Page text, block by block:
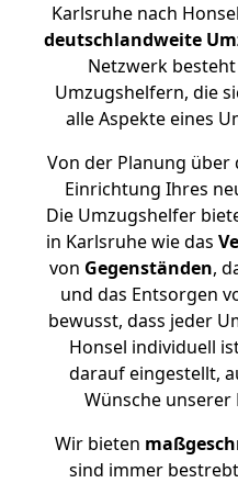
Karlsruhe nach
deutschlandweite
Netzwerk
Umzugshelfern, die
alle Aspekte eines
Von der Planung
Einrichtung Ihres
Die Umzugshelfer
in Karlsruhe wie das
von Gegenständen,
und das Entsorgen
bewusst, dass jeder
Honsel individuell
darauf eingestellt,
Wünsche unserer
Wir bieten
sind immer